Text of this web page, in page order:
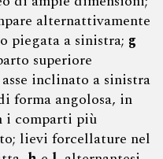
alternattivamente
piegata a sinistra; g
superiore
inclinato a sinistra
forma angolosa, in
i comparti più
lievi forcellature nel